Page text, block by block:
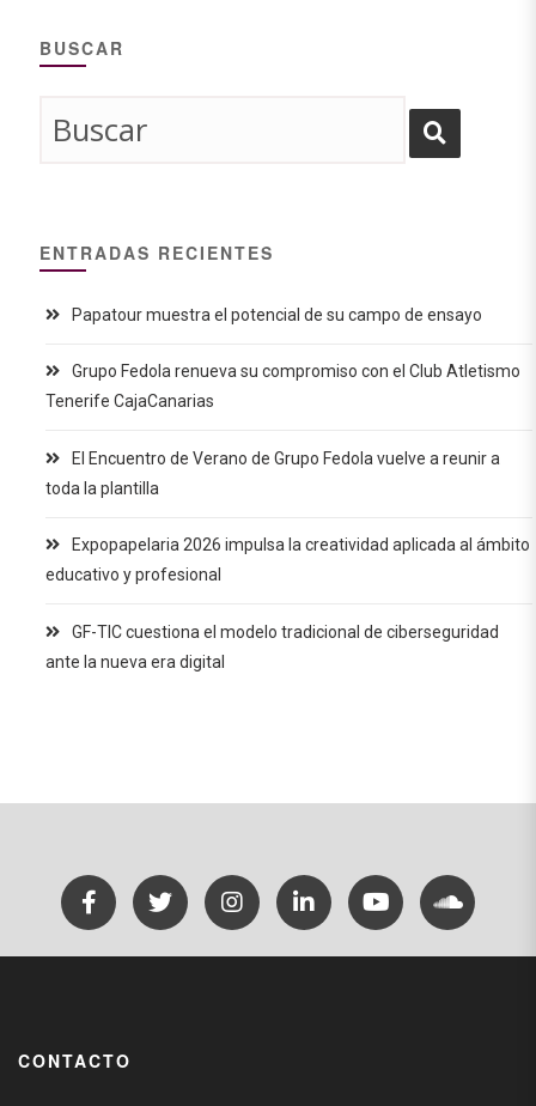
BUSCAR
ENTRADAS RECIENTES
Papatour muestra el potencial de su campo de ensayo
Grupo Fedola renueva su compromiso con el Club Atletismo
Tenerife CajaCanarias
El Encuentro de Verano de Grupo Fedola vuelve a reunir a
toda la plantilla
Expopapelaria 2026 impulsa la creatividad aplicada al ámbito
educativo y profesional
GF-TIC cuestiona el modelo tradicional de ciberseguridad
ante la nueva era digital
CONTACTO